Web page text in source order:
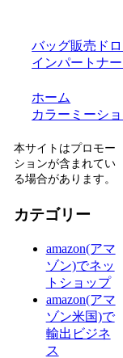
バッグ販売ド
インパートナ
ホーム
カラーミーシ
本サイトはプロモー
ションが含まれてい
る場合があります。
カテゴリー
amazon(アマ
ゾン)でネッ
トショップ
amazon(アマ
ゾン米国)で
輸出ビジネ
ス